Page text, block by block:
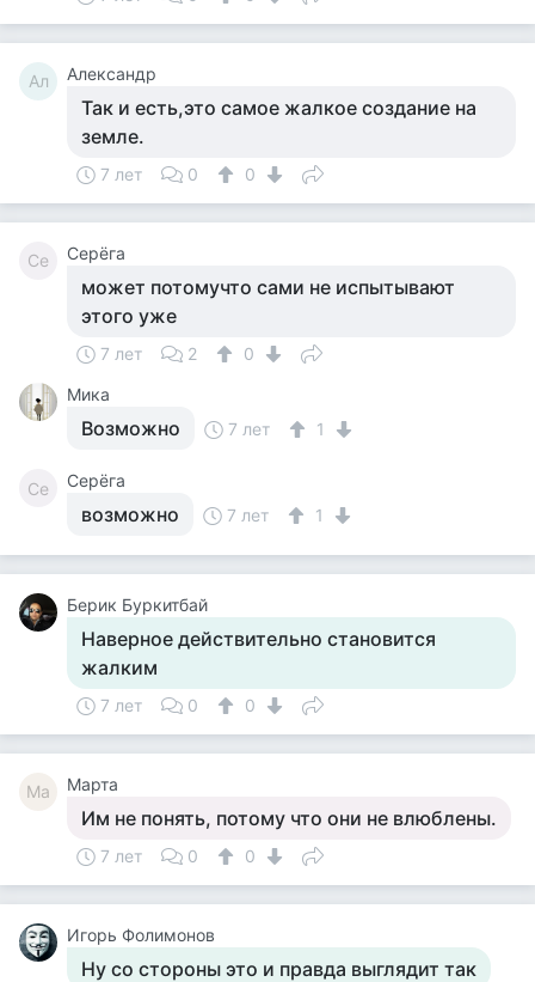
Ал Александр
Так и есть,это самое жалкое создание на
земле.
7 лет 0 0
Се Серёга
может потомучто сами не испытывают
этого уже
7 лет 2
0
Мика
Возможно 7 лет 1
Се Серёга
возможно 7 лет 1
Берик Буркитбай
Наверное действительно становится
жалким
7 лет 0 0
Ма Марта
Им не понять, потому что они не влюблены.
7 лет 0 0
Игорь Фолимонов
Ну со стороны это и правда выглядит так